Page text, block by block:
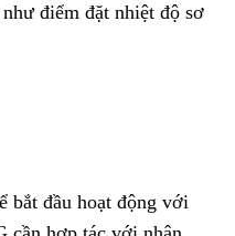
điểm đặt nhiệt độ sơ
bắt đầu hoạt động với